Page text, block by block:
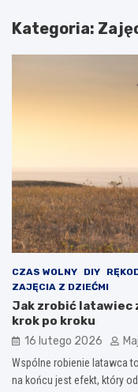
Kategoria:
CZAS WOLNY DIY
ZAJĘCIA Z DZIEĆMI
Jak zrobić latawiec
krok po kroku
16 lutego 2026
Wspólne robienie latawca
na końcu jest efekt, który od…